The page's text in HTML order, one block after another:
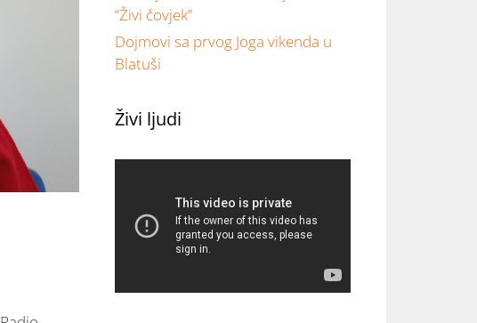
“Živi čovjek”
Dojmovi sa prvog Joga vikenda u
Blatuši
Živi ljudi